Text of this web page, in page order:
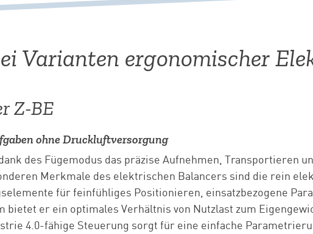
Varianten ergonomischer
Z-BE
ohne Druckluftversorgung
des Fügemodus das präzise Aufnehmen, Transportieren
Merkmale des elektrischen Balancers sind die rein
für feinfühliges Positionieren, einsatzbezogene
er ein optimales Verhältnis von Nutzlast zum
4.0-fähige Steuerung sorgt für eine einfache